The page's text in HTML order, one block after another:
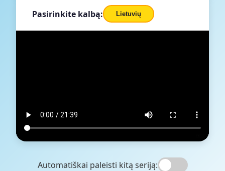
Pasirinkite kalbą: Lietuvių
Automatiškai paleisti kitą seriją: